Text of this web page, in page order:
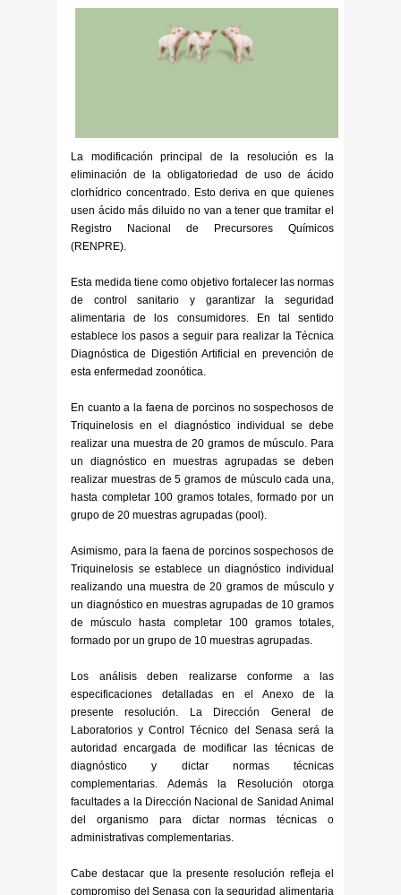
La modificación principal de la resolución es la
eliminación de la obligatoriedad de uso de ácido
clorhídrico concentrado. Esto deriva en que quienes
usen ácido más diluido no van a tener que tramitar el
Registro Nacional de Precursores Químicos
(RENPRE).
Esta medida tiene como objetivo fortalecer las normas
de control sanitario y garantizar la seguridad
alimentaria de los consumidores. En tal sentido
establece los pasos a seguir para realizar la Técnica
Diagnóstica de Digestión Artificial en prevención de
esta enfermedad zoonótica.
En cuanto a la faena de porcinos no sospechosos de
Triquinelosis en el diagnóstico individual se debe
realizar una muestra de 20 gramos de músculo. Para
un diagnóstico en muestras agrupadas se deben
realizar muestras de 5 gramos de músculo cada una,
hasta completar 100 gramos totales, formado por un
grupo de 20 muestras agrupadas (pool).
Asimismo, para la faena de porcinos sospechosos de
Triquinelosis se establece un diagnóstico individual
realizando una muestra de 20 gramos de músculo y
un diagnóstico en muestras agrupadas de 10 gramos
de músculo hasta completar 100 gramos totales,
formado por un grupo de 10 muestras agrupadas.
Los análisis deben realizarse conforme a las
especificaciones detalladas en el Anexo de la
presente resolución. La Dirección General de
Laboratorios y Control Técnico del Senasa será la
autoridad encargada de modificar las técnicas de
diagnóstico y dictar normas técnicas
complementarias. Además la Resolución otorga
facultades a la Dirección Nacional de Sanidad Animal
del organismo para dictar normas técnicas o
administrativas complementarias.
Cabe destacar que la presente resolución refleja el
compromiso del Senasa con la seguridad alimentaria